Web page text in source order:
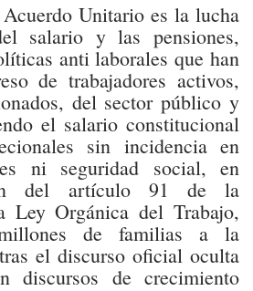
Unitario es la lucha
salario y las pensiones,
anti laborales que han
de trabajadores activos,
del sector público y
el salario constitucional
sin incidencia en
ni seguridad social, en
del artículo 91 de la
Ley Orgánica del Trabajo,
de familias a la
el discurso oficial oculta
discursos de crecimiento